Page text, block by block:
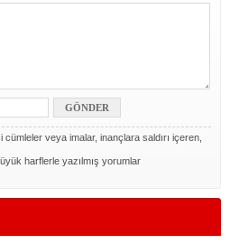
veya imalar, inançlara saldırı içeren,
harflerle yazılmış yorumlar